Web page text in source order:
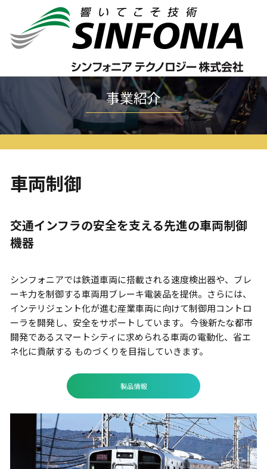
ホーム 車両制御
事業紹介
車両制御
交通インフラの安全を支える先進の車両制御
機器
シンフォニアでは鉄道車両に搭載される速度検出器や、ブレ
ーキ力を制御する車両用ブレーキ電装品を提供。さらには、
インテリジェント化が進む産業車両に向けて制御用コントロ
ーラを開発し、安全をサポートしています。 今後新たな都市
開発であるスマートシティに求められる車両の電動化、省エ
ネ化に貢献する ものづくりを目指していきます。
製品情報